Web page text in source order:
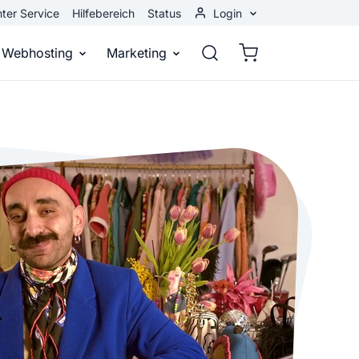
Service Hilfebereich Status Login
Kundenbereich
Webmail
überall
Baukasten
ohne Programmierkenntnisse
erstellen
noch heute online
Webhosting
Rankingcoach
Schnell und einfach an die Spitze bei Google
Premium Services
Individuelle technische Unterstützung
Marketing
Google Anzeigen
Sofort sichtbar bei Google
Banner-Werbung
Deine Anzeigen auf anderen